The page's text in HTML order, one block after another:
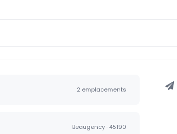
2 emplacements
Beaugency · 45190